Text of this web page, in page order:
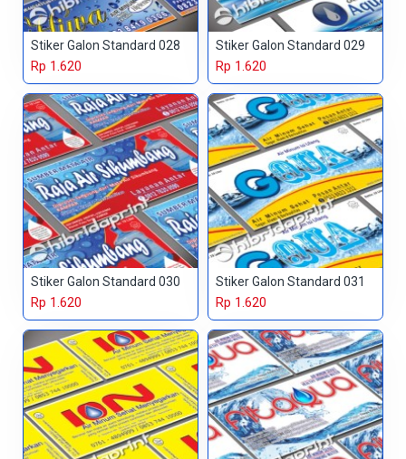
Stiker Galon Standard 028
Rp 1.620
Stiker Galon Standard 029
Rp 1.620
Stiker Galon Standard 030
Rp 1.620
Stiker Galon Standard 031
Rp 1.620